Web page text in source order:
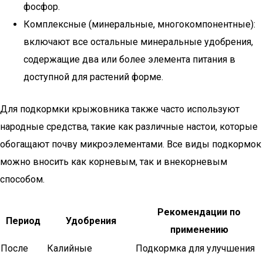
фосфор.
Комплексные (минеральные, многокомпонентные):
включают все остальные минеральные удобрения,
содержащие два или более элемента питания в
доступной для растений форме.
Для подкормки крыжовника также часто используют
народные средства, такие как различные настои, которые
обогащают почву микроэлементами. Все виды подкормок
можно вносить как корневым, так и внекорневым
способом.
Период Удобрения
Рекомендации по
применению
После
Калийные
Подкормка для улучшения